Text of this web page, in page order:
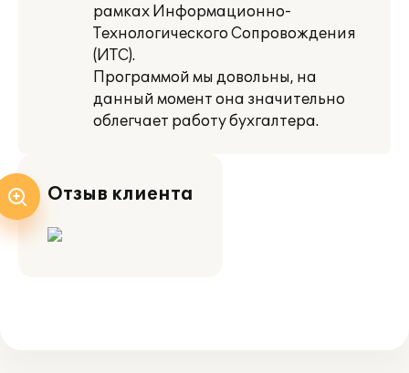
рамках Информационно-
Технологического Сопровождения
(ИТС).
Программой мы довольны, на
данный момент она значительно
облегчает работу бухгалтера.
Отзыв клиента